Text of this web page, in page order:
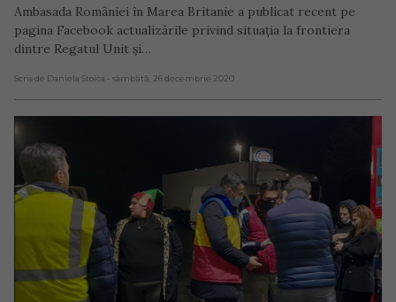
Ambasada României în Marea Britanie a publicat recent pe
pagina Facebook actualizările privind situația la frontiera
dintre Regatul Unit și…
Scris de Daniela Stoica - sâmbătă, 26 decembrie 2020